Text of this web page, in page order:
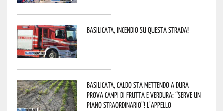
Basilicata, incendio su questa strada!
Basilicata, caldo sta mettendo a dura
prova campi di frutta e verdura: “Serve un
piano straordinario”! L’appello